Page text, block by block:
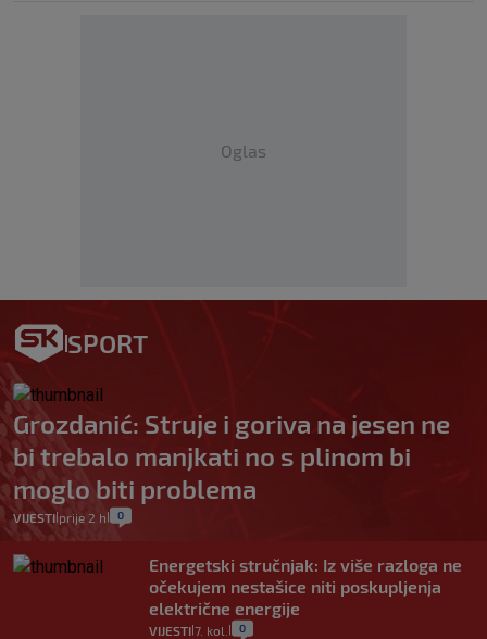
Oglas
SPORT
Grozdanić: Struje i goriva na jesen ne
bi trebalo manjkati no s plinom bi
moglo biti problema
VIJESTI| prije 2 h 0
Energetski stručnjak: Iz više razloga ne
očekujem nestašice niti poskupljenja
električne energije
VIJESTI 7. kol. 0